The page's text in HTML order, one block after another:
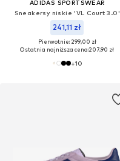
ADIDAS SPORTSWEAR
Sneakersy niskie 'VL Court 3.0'
241,11 zł
Pierwotnie: 299,00 zł
Ostatnia najniższa cena:207,90 zł
+10